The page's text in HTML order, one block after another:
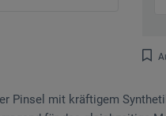
Pinsel mit kräftigem